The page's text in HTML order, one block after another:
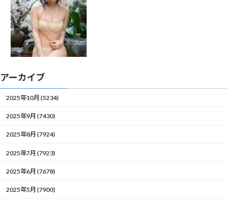
アーカイブ
2025年10月 (5234)
2025年9月 (7430)
2025年8月 (7924)
2025年7月 (7923)
2025年6月 (7678)
2025年5月 (7900)